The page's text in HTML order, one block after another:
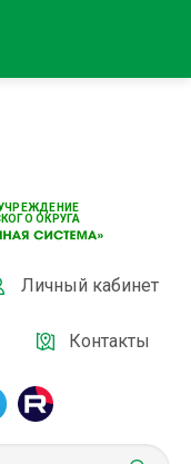
ОКРУГА
Личный кабинет
Контакты